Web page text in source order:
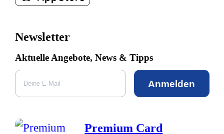
Newsletter
Aktuelle Angebote, News & Tipps
Anmelden
Premium Card